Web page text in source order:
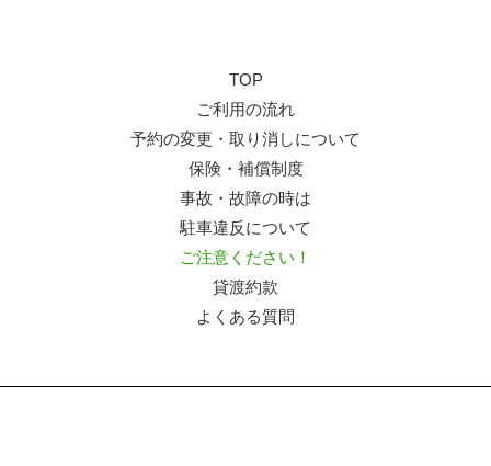
TOP
ご利用の流れ
予約の変更・取り消しについて
保険・補償制度
事故・故障の時は
駐車違反について
ご注意ください！
貸渡約款
よくある質問